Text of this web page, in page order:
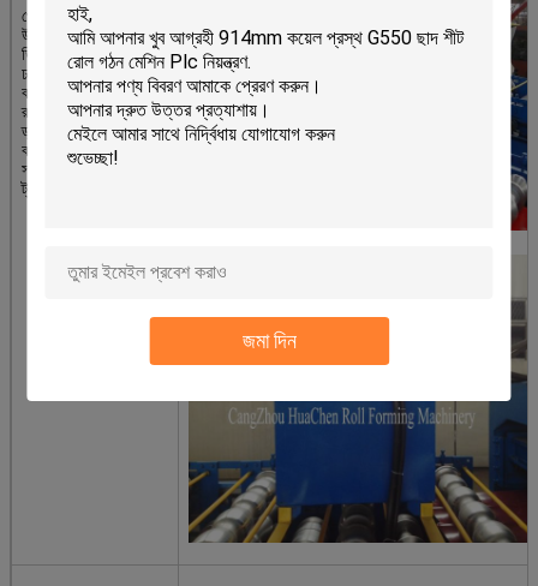
জমা দিন
প্রোফাইল অঙ্কনগুলির
উপর ভিত্তি করে কাস্টম-
ডিজাইন করা রোলার,
ঢালাই করা ইস্পাত ফ্রেম
কাঠামো, এসি ফ্রিকোয়েন্সি
রূপান্তর মোটর হ্রাসকারী
ড্রাইভ, শক্তিশালী
কর্মক্ষমতা এবং মানের
সমাপ্ত পণ্যের জন্য চেইন
ট্রান্সমিশন।